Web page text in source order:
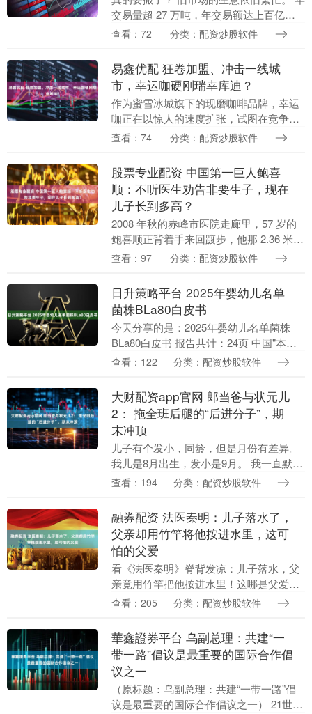
交易量超 27 万吨，年交易额达上百亿
元，享有"全国水产品价格风向标"之称的
广州黄....
查看：72 分类：配资炒股软件
易鑫优配 狂卷加盟、冲击一线城
市，幸运咖硬刚瑞幸库迪？
作为蜜雪冰城旗下的现磨咖啡品牌，幸运
咖正在以惊人的速度扩张，试图在竞争激
烈的咖啡市场复制蜜雪冰城的成功模式。
至 20....
查看：74 分类：配资炒股软件
股票专业配资 中国第一巨人鲍喜
顺：不听医生劝告非要生子，现在
儿子长到多高？
2008 年秋的赤峰市医院走廊里，57 岁的
鲍喜顺正背着手来回踱步，他那 2.36 米的
个子让天花板都显得压抑，手掌垂到膝盖
查看：97 分类：配资炒股软件
日升策略平台 2025年婴幼儿名单
菌株BLa80白皮书
今天分享的是：2025年婴幼儿名单菌株
BLa80白皮书 报告共计：24页 中国"本土
益生菌"里程碑：高原母乳中筛选出的
肠....
查看：122 分类：配资炒股软件
大财配资app官网 郎当爸与状元儿
2： 拖全班后腿的“后进分子”，期
末冲顶
儿子有个发小，同龄，但是月份有差异。
我儿是8月出生，发小是9月。 我一直默认
两个孩子上一个班，有个伴，会好一点。
班。我儿却被告....
查看：194 分类：配资炒股软件
融券配资 法医秦明：儿子落水了，
父亲却用竹竿将他按进水里，这可
怕的父爱
看《法医秦明》脊背发凉：儿子落水，父
亲竟用竹竿把他按进水里！这哪是父爱，
分明是可怕的偏执 都说父母对孩子的爱最
本没意识到，自....
查看：205 分类：配资炒股软件
華鑫證券平台 乌副总理：共建“一
带一路”倡议是最重要的国际合作倡
议之一
（原标题：乌副总理：共建“一带一路”倡
议是最重要的国际合作倡议之一） 21世纪